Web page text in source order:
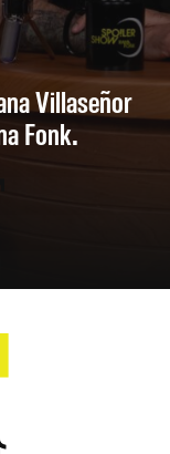
Villaseñor
Fonk.